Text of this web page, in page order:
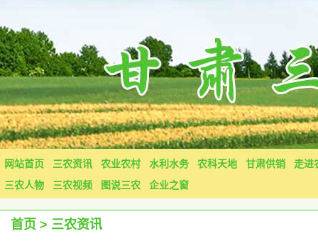
网站首页 三农资讯 农业农村 水利水务 农科天地 甘肃供销
走进
三农人物
三农视频 图说三农 企业之窗
首页 > 三农资讯